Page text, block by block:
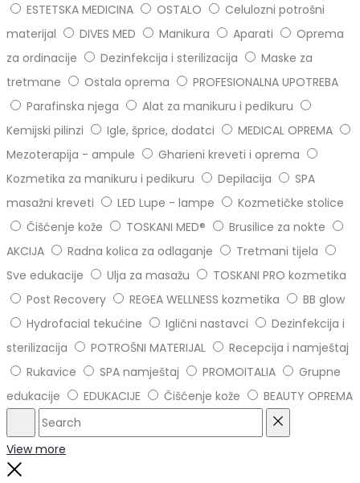
ESTETSKA MEDICINA
OSTALO
Celulozni potrošni
materijal
DIVES MED Manikura Aparati
Oprema
za ordinacije
Dezinfekcija i sterilizacija
Maske za
tretmane
Ostala oprema
PROFESIONALNA UPOTREBA
Parafinska njega
Alat za manikuru i pedikuru
Kemijski pilinzi
Igle, šprice, dodatci
MEDICAL OPREMA
Mezoterapija - ampule
Gharieni kreveti i oprema
Kozmetika za manikuru i pedikuru
Depilacija
SPA
masažni kreveti
LED Lupe - lampe
Kozmetičke stolice
Čišćenje kože
TOSKANI MED®️
Brusilice za nokte
AKCIJA
Radna kolica za odlaganje
Tretmani tijela
Sve edukacije
Ulja za masažu
TOSKANI PRO kozmetika
Post Recovery
REGEA WELLNESS kozmetika
BB glow
Hydrofacial tekućine
Iglični nastavci
Dezinfekcija i
sterilizacija
POTROŠNI MATERIJAL
Recepcija i namještaj
Rukavice
SPA namještaj PROMOITALIA
Grupne
edukacije
EDUKACIJE Čišćenje kože BEAUTY OPREMA
Search
View more